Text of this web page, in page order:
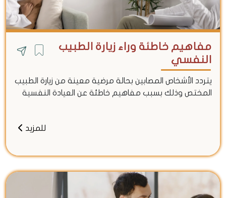
مفاهيم خاطئة وراء زيارة الطبيب
النفسي
يتردد الأشخاص المصابين بحالة مرضية معينة من زيارة الطبيب
المختص وذلك بسبب مفاهيم خاطئة عن العيادة النفسية
للمزيد